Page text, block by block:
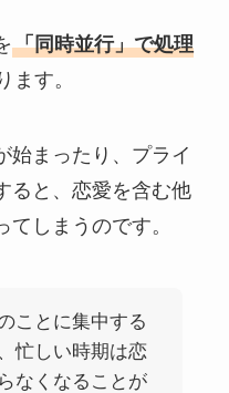
「同時並行」で処理
ます。
始まったり、プライ
ると、恋愛を含む他
しまうのです。
ことに集中する
忙しい時期は恋
なくなることが